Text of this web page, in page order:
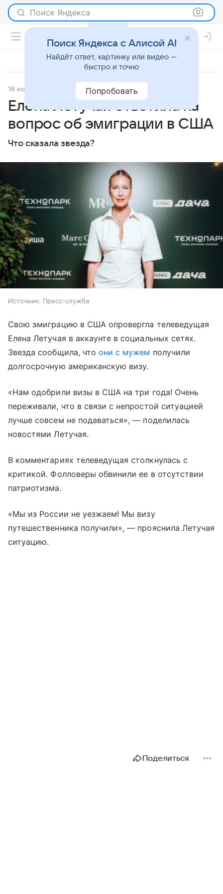
Поиск Яндекса
16 ноября 2023 Мослента Светская жизнь
Елена Летучая ответила на
вопрос об эмиграции в США
Что сказала звезда?
Источник: Пресс-служба
Свою эмиграцию в США опровергла телеведущая
Елена Летучая в аккаунте в социальных сетях.
Звезда сообщила, чтоони с мужем получили
долгосрочную американскую визу.
«Нам одобрили визы в США на три года! Очень
переживали, что в связи с непростой ситуацией
лучше совсем не подаваться», — поделилась
новостями Летучая.
В комментариях телеведущая столкнулась с
критикой. Фолловеры обвинили ее в отсутствии
патриотизма.
«Мы из России не уезжаем! Мы визу
путешественника получили», — прояснила Летучая
ситуацию.
Поделиться
Поиск Яндекса с Алисой AI
Найдёт ответ, картинку или видео —
быстро и точно
Попробовать